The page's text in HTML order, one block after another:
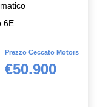
6E
Prezzo Ceccato Motors
€50.900